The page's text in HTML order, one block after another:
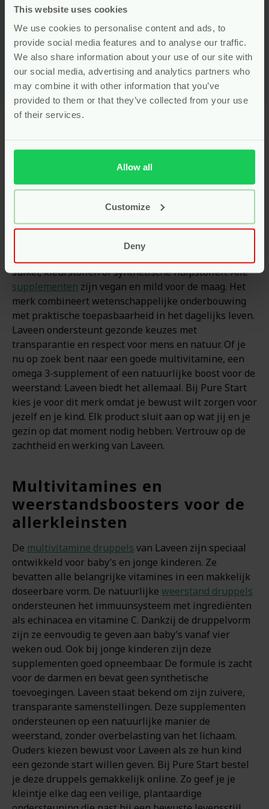
This website uses cookies
We use cookies to personalise content and ads, to
provide social media features and to analyse our traffic.
We also share information about your use of our site with
our social media, advertising and analytics partners who
may combine it with other information that you’ve
provided to them or that they’ve collected from your use
of their services.
Allow all
Customize
Deny
Voor9.99
Bekijken
voedingssupplementen
afgestemd op elke levensfase
hoge kwaliteit, ontwikkeld voor baby’s, kinderen en
zwangere vrouwen. De producten zijn samengesteld
door experts, met uitsluitend pure ingrediënten.
suiker, kleurstoffen of synthetische hulpstoffen. Alle
supplementen zijn vegan en mild voor de maag. Het
merk combineert wetenschappelijke onderbouwing
met praktische toepasbaarheid in het dagelijks leven.
Laveen ondersteunt gezonde keuzes met
transparantie en respect voor mens en natuur. Of je
nu op zoek bent naar een goede multivitamine, een
omega 3-supplement of een natuurlijke boost voor de
weerstand: Laveen biedt het allemaal. Bij Pure Start
kies je voor dit merk omdat je bewust wilt zorgen voor
jezelf en je kind. Elk product sluit aan op wat jij en je
gezin op dat moment nodig hebben. Vertrouw op de
zachtheid en werking van Laveen.
Multivitamines en
weerstandsboosters voor de
allerkleinsten
De multivitamine druppels van Laveen zijn speciaal
ontwikkeld voor baby’s en jonge kinderen. Ze
bevatten alle belangrijke vitamines in een makkelijk
doseerbare vorm. De natuurlijke weerstand druppels
ondersteunen het immuunsysteem met ingrediënten
als echinacea en vitamine C. Dankzij de druppelvorm
zijn ze eenvoudig te geven aan baby’s vanaf vier
weken oud. Ook bij jonge kinderen zijn deze
supplementen goed opneembaar. De formule is zacht
voor de darmen en bevat geen synthetische
toevoegingen. Laveen staat bekend om zijn zuivere,
transparante samenstellingen. Deze supplementen
ondersteunen op een natuurlijke manier de
weerstand, zonder overbelasting van het lichaam.
Ouders kiezen bewust voor Laveen als ze hun kind
een gezonde start willen geven. Bij Pure Start bestel
je deze druppels gemakkelijk online. Zo geef je je
kleintje elke dag een veilige, plantaardige